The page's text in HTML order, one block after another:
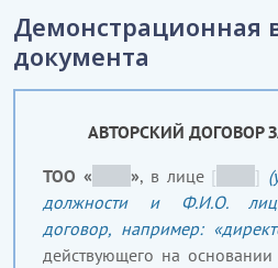
Демонстрационная
документа
АВТОРСКИЙ ДОГОВОР
ТОО «
», в лице [ ]
должности и Ф.И.О.
договор, например:
действующего на основании